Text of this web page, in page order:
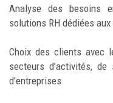
Analyse des besoins
solutions RH dédiées
Choix des clients avec
secteurs d’activités,
d’entreprises